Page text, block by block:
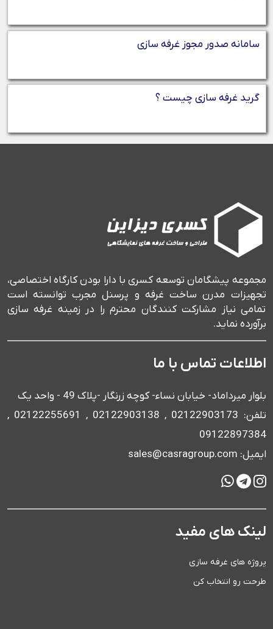
سامانه صدور مجوز غرفه سازی
گرید غرفه سازی چیست ؟
مجموعه پیشگامان توسعه کسری با دارا بودن کارگاه اختصاصی،
تجهیزات مدرن ساخت غرفه و پرسنل مجرب توانسته است
تمامی نیاز مشارکت کنندگان محترم را در زمینه غرفه سازی
برآورده نماید.
اطلاعات تماس با ما
بلوار میرداماد- خیابان نساء- کوچه زرنگار -پلاک 49 - واحد یک
تلفن: 02122903173 , 02122903138 , 02122255691 ,
09122897384
ایمیل: sales@casragroup.com
لینک های مفید
پروژه های غرفه سازی
طرحت رو انتخاب کن